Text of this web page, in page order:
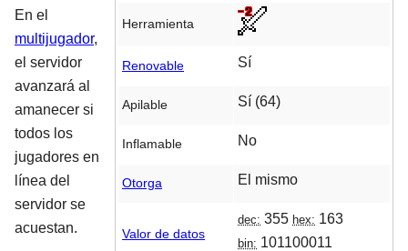
Herramienta
Renovable Sí
Apilable Sí (64)
Inflamable No
Otorga El mismo
Valor de datos
dec: 355 hex: 163
bin: 101100011
En el
multijugador,
el servidor
avanzará al
amanecer si
todos los
jugadores en
línea del
servidor se
acuestan.